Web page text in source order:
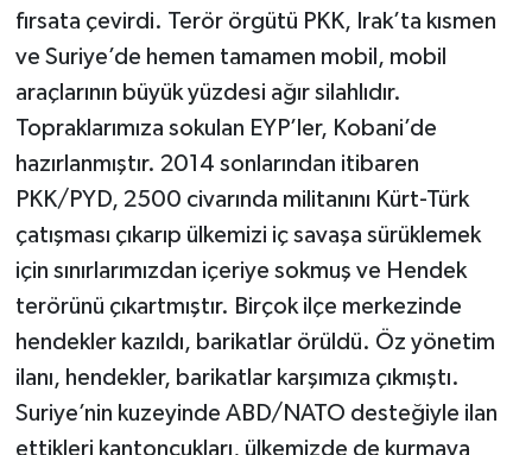
fırsata çevirdi. Terör örgütü PKK, Irak’ta kısmen
ve Suriye’de hemen tamamen mobil, mobil
araçlarının büyük yüzdesi ağır silahlıdır.
Topraklarımıza sokulan EYP’ler, Kobani’de
hazırlanmıştır. 2014 sonlarından itibaren
PKK/PYD, 2500 civarında militanını Kürt-Türk
çatışması çıkarıp ülkemizi iç savaşa sürüklemek
için sınırlarımızdan içeriye sokmuş ve Hendek
terörünü çıkartmıştır. Birçok ilçe merkezinde
hendekler kazıldı, barikatlar örüldü. Öz yönetim
ilanı, hendekler, barikatlar karşımıza çıkmıştı.
Suriye’nin kuzeyinde ABD/NATO desteğiyle ilan
ettikleri kantoncukları, ülkemizde de kurmaya